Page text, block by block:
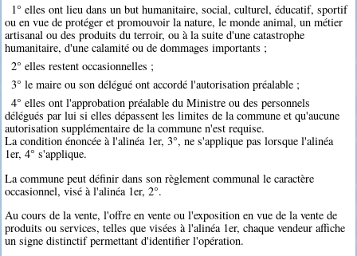
1° elles ont lieu dans un but humanitaire, social, culturel, éducatif, sportif
ou en vue de protéger et promouvoir la nature, le monde animal, un métier
artisanal ou des produits du terroir, ou à la suite d'une catastrophe
humanitaire, d'une calamité ou de dommages importants ;
2° elles restent occasionnelles ;
3° le maire ou son délégué ont accordé l'autorisation préalable ;
4° elles ont l'approbation préalable du Ministre ou des personnels
délégués par lui si elles dépassent les limites de la commune et qu'aucune
autorisation supplémentaire de la commune n'est requise.
La condition énoncée à l'alinéa 1er, 3°, ne s'applique pas lorsque l'alinéa
1er, 4° s'applique.
La commune peut définir dans son règlement communal le caractère
occasionnel, visé à l'alinéa 1er, 2°.
Au cours de la vente, l'offre en vente ou l'exposition en vue de la vente de
produits ou services, telles que visées à l'alinéa 1er, chaque vendeur affiche
un signe distinctif permettant d'identifier l'opération.